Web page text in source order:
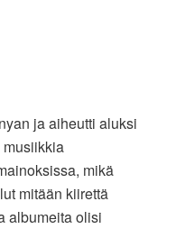
ja aiheutti aluksi
mikä
mitään kiirettä
albumeita olisi